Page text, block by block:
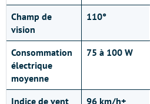
Champ de
vision
110°
Consommation
électrique
moyenne
75 à 100 W
Indice de vent
96 km/h+